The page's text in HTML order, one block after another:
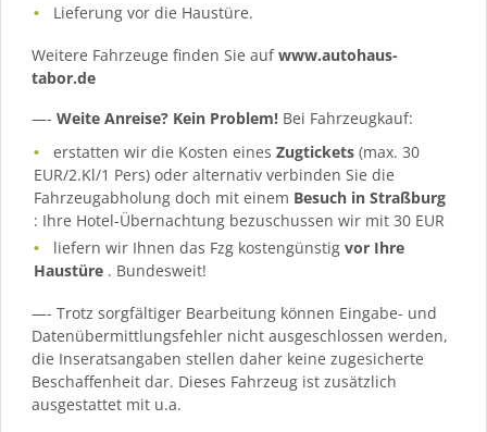
Lieferung vor die Haustüre.
Weitere Fahrzeuge finden Sie aufwww.autohaus-
tabor.de
—- Weite Anreise? Kein Problem! Bei Fahrzeugkauf:
erstatten wir die Kosten einesZugtickets(max. 30
EUR/2.Kl/1 Pers) oder alternativ verbinden Sie die
Fahrzeugabholung doch mit einem Besuch in Straßburg
: Ihre Hotel-Übernachtung bezuschussen wir mit 30 EUR
liefern wir Ihnen das Fzg kostengünstigvor Ihre
Haustüre . Bundesweit!
—- Trotz sorgfältiger Bearbeitung können Eingabe- und
Datenübermittlungsfehler nicht ausgeschlossen werden,
die Inseratsangaben stellen daher keine zugesicherte
Beschaffenheit dar. Dieses Fahrzeug ist zusätzlich
ausgestattet mit u.a.